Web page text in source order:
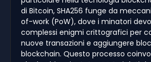
di Bitcoin, SHA256 funge da
of-work (PoW), dove i minatori
complessi enigmi crittografici per
nuove transazioni e aggiungere
blockchain. Questo processo